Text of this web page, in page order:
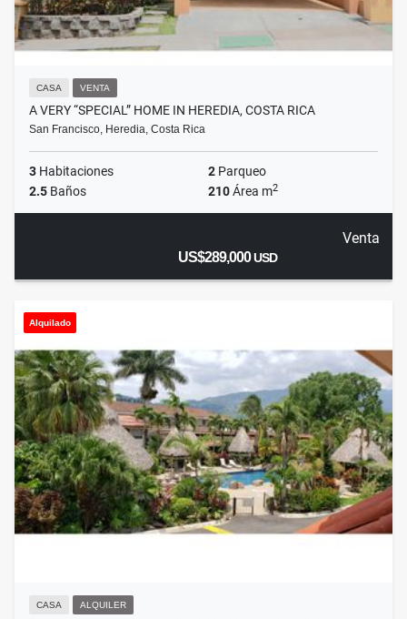
CASA VENTA
A VERY “SPECIAL” HOME IN HEREDIA, COSTA RICA
San Francisco, Heredia, Costa Rica
3 Habitaciones 2 Parqueo
2.5 Baños 210Área m2
Venta
US$289,000USD
Alquilado
CASA ALQUILER